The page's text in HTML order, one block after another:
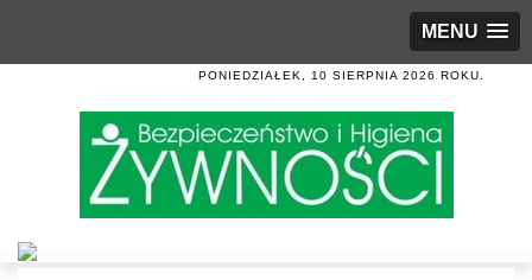
MENU
PONIEDZIAŁEK, 10 SIERPNIA 2026 ROKU.